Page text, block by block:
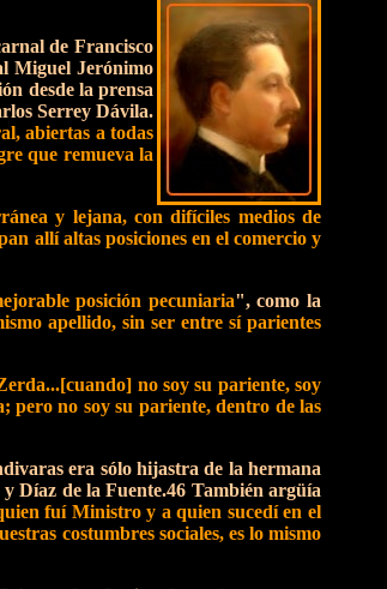
de Francisco
Miguel Jerónimo
desde la prensa
Serrey Dávila.
abiertas a todas
que remueva la
y lejana, con difíciles medios de
allí altas posiciones en el comercio y
posición pecuniaria", como la
apellido, sin ser entre sí parientes
no soy su pariente, soy
pero no soy su pariente, dentro de las
era sólo hijastra de la hermana
Díaz de la Fuente.46 También argüía
fuí Ministro y a quien sucedí en el
costumbres sociales, es lo mismo